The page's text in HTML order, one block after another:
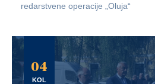
redarstvene operacije „Oluja“
04
KOL